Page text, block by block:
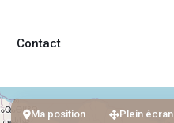
Contact
Ma position Plein écran